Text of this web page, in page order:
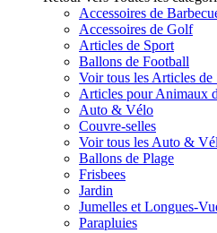
Accessoires de
Accessoires de Golf
Articles de Sport
Ballons de Football
Voir tous les Articles de
Articles pour Animaux
Auto & Vélo
Couvre-selles
Voir tous les Auto &
Ballons de Plage
Frisbees
Jardin
Jumelles et Longues-
Parapluies